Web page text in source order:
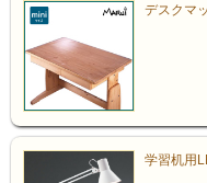
デスクマ
学習机用